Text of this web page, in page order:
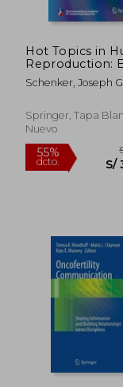
55%
dcto.
Hot Topics in
Reproduction:
Law and Society
Inglés)
Schenker, Joseph
Genazzani, Andrea
Springer, Tapa
Nuevo